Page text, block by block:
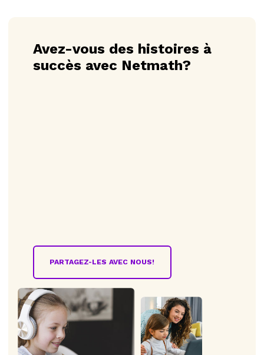
Avez-vous des histoires à
succès avec Netmath?
PARTAGEZ-LES AVEC NOUS!